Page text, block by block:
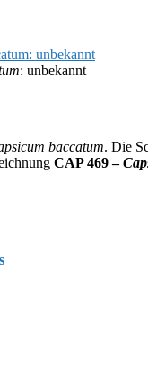
: unbekannt
baccatum. Die
CAP 469 –